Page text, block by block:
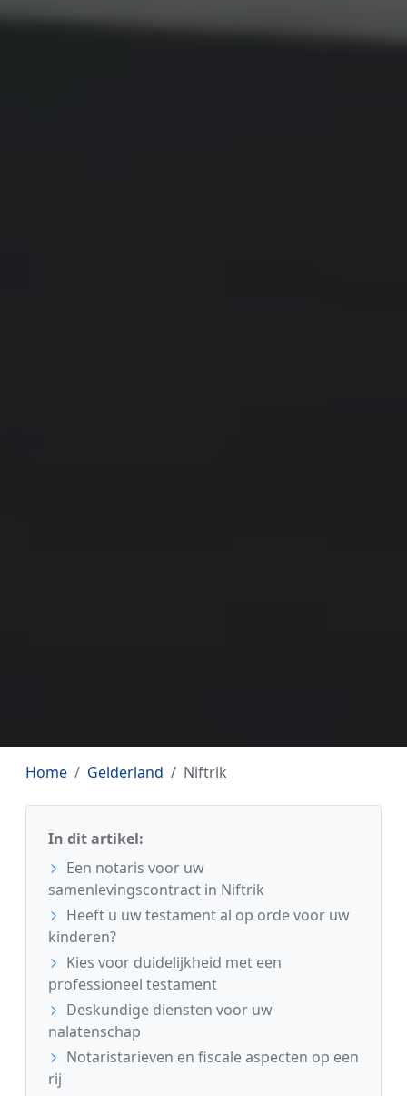
Home Gelderland Niftrik
In dit artikel:
Een notaris voor uw
samenlevingscontract in Niftrik
Heeft u uw testament al op orde voor uw
kinderen?
Kies voor duidelijkheid met een
professioneel testament
Deskundige diensten voor uw
nalatenschap
Notaristarieven en fiscale aspecten op een
rij